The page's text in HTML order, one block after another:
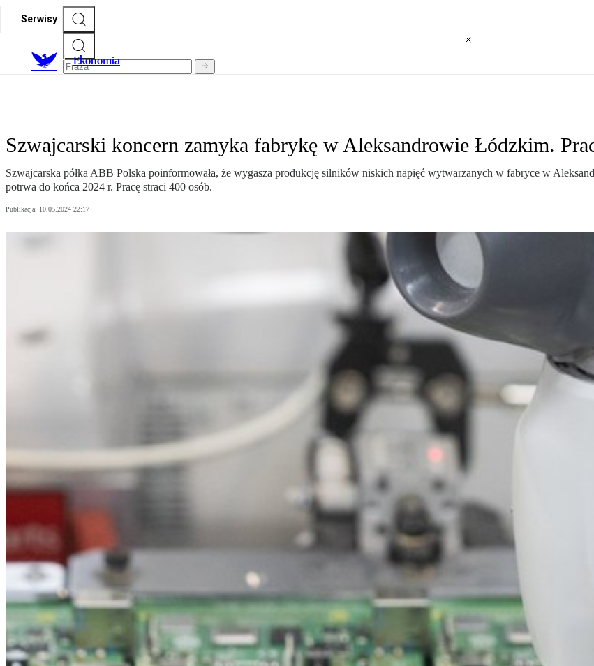
Serwisy
Ekonomia
Szwajcarski koncern zamyka fabrykę w Aleksandrowie Łódzkim.
Szwajcarska półka ABB Polska poinformowała, że wygasza produkcję silników niskich napięć wytwarzanych w fabryce w
potrwa do końca 2024 r. Pracę straci 400 osób.
Publikacja: 10.05.2024 22:17